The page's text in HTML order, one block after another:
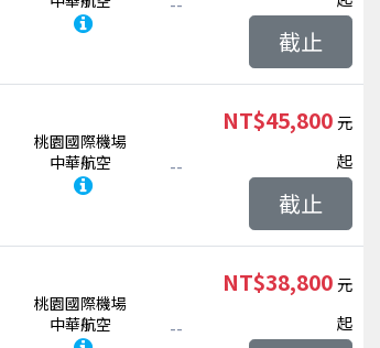
截止
桃園國際機場
中華航空
--
NT$45,800
起
截止
桃園國際機場
中華航空
--
NT$38,800
起